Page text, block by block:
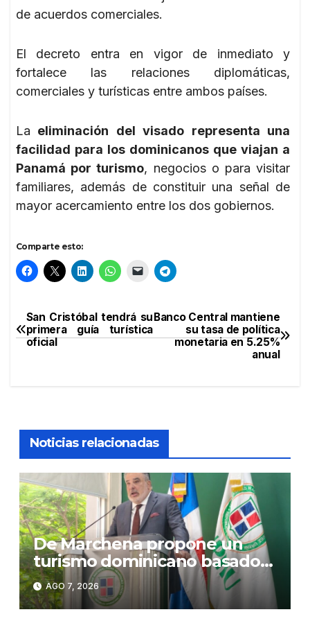
de acuerdos comerciales.
El decreto entra en vigor de inmediato y
fortalece las relaciones diplomáticas,
comerciales y turísticas entre ambos países.
La eliminación del visado representa una
facilidad para los dominicanos que viajan a
Panamá por turismo, negocios o para visitar
familiares, además de constituir una señal de
mayor acercamiento entre los dos gobiernos.
Comparte esto:
Navegación
de
Banco Central mantiene
su tasa de política
monetaria en 5.25%
anual
San Cristóbal tendrá su
primera guía turística
oficial
Noticias relacionadas
De Marchena propone un
turismo dominicano basado
en formación, tecnología y
sostenibilidad
AGO 7, 2026